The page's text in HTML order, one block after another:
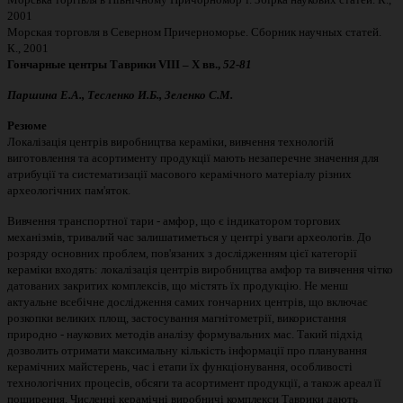
2001
Морская торговля в Северном Причерноморье. Сборник научных статей.
К., 2001
Гончарные центры Таврики VIII – X вв., 52-81
Паршина Е.А., Тесленко И.Б., Зеленко С.М.
Резюме
Локалізація центрів виробництва кераміки, вивчення технологій
виготовлення та асортименту продукції мають незаперечне значення для
атрибуції та систематизації масового керамічного матеріалу різних
археологічних пам'яток.
Вивчення транспортної тари - амфор, що є індикатором торгових
механізмів, тривалий час залишатиметься у центрі уваги археологів. До
розряду основних проблем, пов'язаних з дослідженням цієї категорії
кераміки входять: локалізація центрів виробництва амфор та вивчення чітко
датованих закритих комплексів, що містять їх продукцію. Не менш
актуальне всебічне дослідження самих гончарних центрів, що включає
розкопки великих площ, застосування магнітометрії, використання
природно - наукових методів аналізу формувальних мас. Такий підхід
дозволить отримати максимальну кількість інформації про планування
керамічних майстерень, час і етапи їх функціонування, особливості
технологічних процесів, обсяги та асортимент продукції, а також ареал її
поширення. Численні керамічні виробничі комплекси Таврики дають